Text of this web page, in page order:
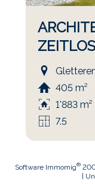
405 m²
1'883 m²
7.5
Software Immomig®
|